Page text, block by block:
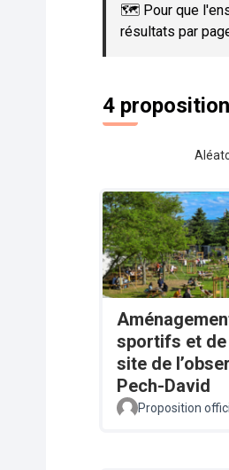
🗺️ Pour que
résultats par
4
sportifs et
site de
Pech-David
Proposition